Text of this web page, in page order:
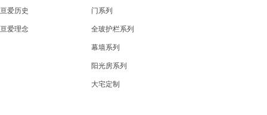
亘爱历史
亘爱理念
门系列
全玻护栏系列
幕墙系列
阳光房系列
大宅定制